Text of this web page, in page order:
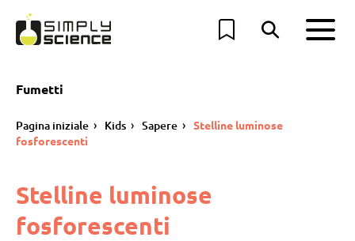
Fumetti
Pagina iniziale Kids Sapere
Stelline luminose
fosforescenti
Stelline luminose
fosforescenti